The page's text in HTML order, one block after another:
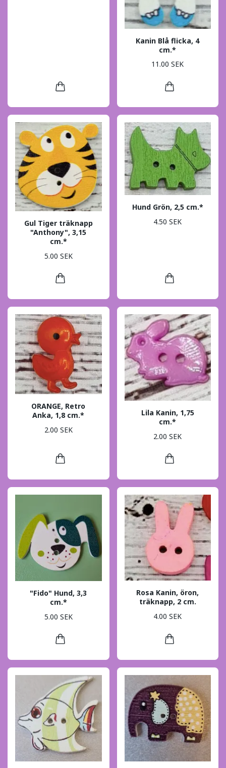
Kanin Blå flicka, 4
cm.*
11.00 SEK
Gul Tiger träknapp
"Anthony", 3,15
cm.*
5.00 SEK
Hund Grön, 2,5 cm.*
4.50 SEK
ORANGE, Retro
Anka, 1,8 cm.*
2.00 SEK
Lila Kanin, 1,75
cm.*
2.00 SEK
"Fido" Hund, 3,3
cm.*
5.00 SEK
Rosa Kanin, öron,
träknapp, 2 cm.
4.00 SEK